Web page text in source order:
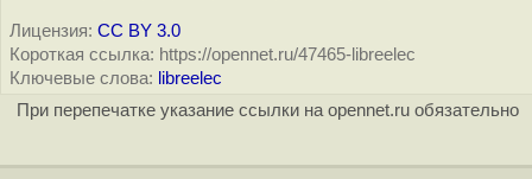
Лицензия: CC BY 3.0
Короткая ссылка: https://opennet.ru/47465-libreelec
Ключевые слова: libreelec
При перепечатке указание ссылки на opennet.ru обязательно